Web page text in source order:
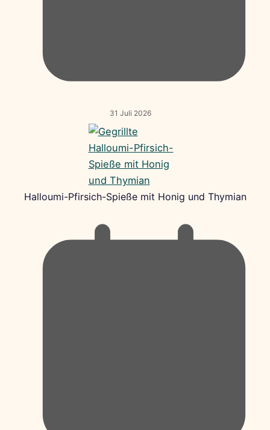
31 Juli 2026
Halloumi-Pfirsich-Spieße mit Honig und Thymian